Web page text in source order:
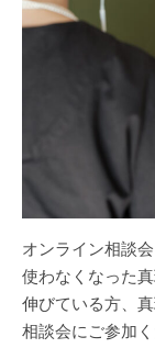
オンライン相談会
使わなくなった
伸びている方、
相談会にご参加く